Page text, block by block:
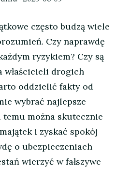
często budzą wiele
Czy naprawdę
ryzykiem? Czy są
właścicieli drogich
oddzielić fakty od
wybrać najlepsze
można skutecznie
i zyskać spokój
o ubezpieczeniach
wierzyć w fałszywe